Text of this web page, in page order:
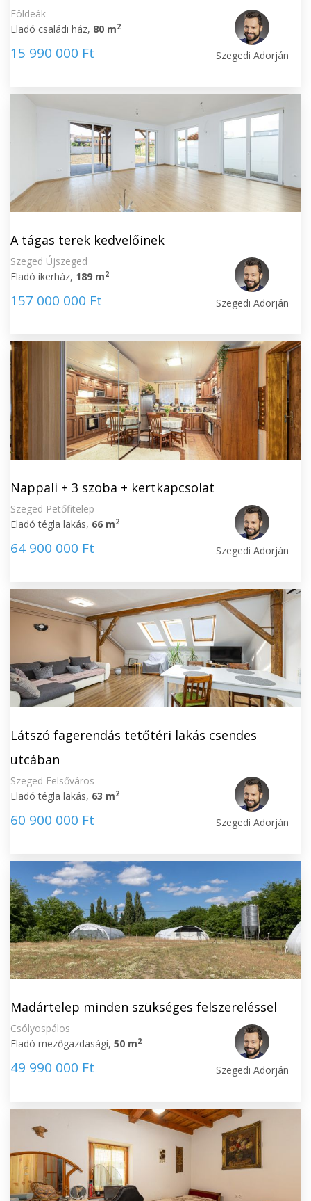
Földeák
Eladó családi ház, 80 m2
15 990 000 Ft Szegedi Adorján
A tágas terek kedvelőinek
Szeged Újszeged
Eladó ikerház, 189 m2
157 000 000 Ft Szegedi Adorján
Nappali + 3 szoba + kertkapcsolat
Szeged Petőfitelep
Eladó tégla lakás, 66 m2
64 900 000 Ft Szegedi Adorján
Látszó fagerendás tetőtéri lakás csendes
utcában
Szeged Felsőváros
Eladó tégla lakás, 63 m2
60 900 000 Ft Szegedi Adorján
Madártelep minden szükséges felszereléssel
Csólyospálos
Eladó mezőgazdasági, 50 m2
49 990 000 Ft Szegedi Adorján